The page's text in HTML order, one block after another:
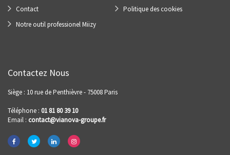
Contact
Notre outil professionel Miizy
Politique des cookies
Contactez Nous
Siège : 10 rue de Penthièvre - 75008 Paris
Téléphone : 01 81 80 39 10
Email : contact@vianova-groupe.fr